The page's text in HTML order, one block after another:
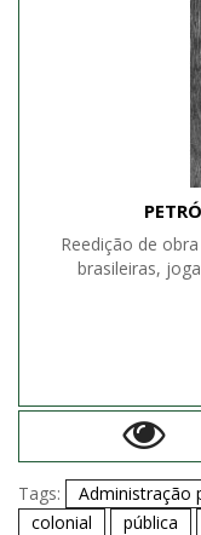
Reedição de
brasileiras,
Tags: Administração
colonial
pública